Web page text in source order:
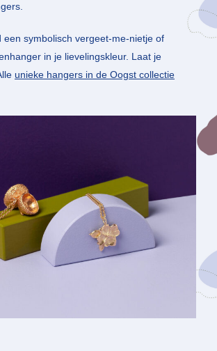
een symbolisch vergeet-me-nietje of
in je lievelingskleur. Laat je
unieke hangers in de Oogst collectie